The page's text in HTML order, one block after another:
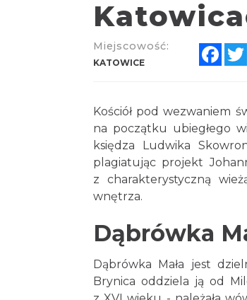
Miejscowość:
KATOWICE
Kościół pod wezwaniem
na początku ubiegłego
księdza Ludwika
plagiatując projekt
z charakterystyczną
wnętrza.
Dąbrówka
Dąbrówka Mała jest
Brynica oddziela ją od